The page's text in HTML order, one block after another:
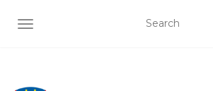
TOGGLE NAVIGATION